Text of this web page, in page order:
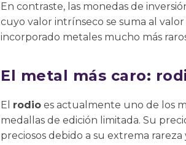
En contraste, las monedas de
cuyo valor intrínseco se suma al
incorporado metales mucho más
El metal más caro:
El rodio es actualmente uno de los
medallas de edición limitada. Su
preciosos debido a su extrema